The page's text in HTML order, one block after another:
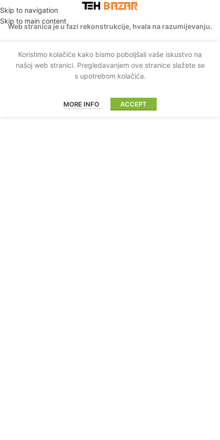
Skip to navigation
Skip to main content
Web stranica je u fazi rekonstrukcije, hvala na razumijevanju.
Koristimo kolačiće kako bismo poboljšali vaše iskustvo na
našoj web stranici. Pregledavanjem ove stranice slažete se
s upotrebom kolačića.
MORE INFO ACCEPT